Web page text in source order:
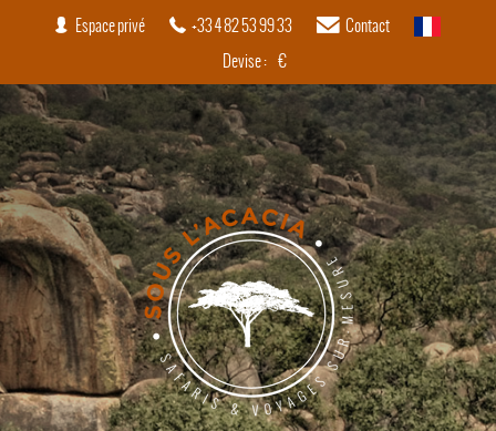
Espace privé +33 4 82 53 99 33 Contact
Devise : €